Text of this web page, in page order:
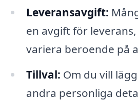
Leveransavgift:
en avgift för
variera beroende på
Tillval: Om du vill
andra personliga